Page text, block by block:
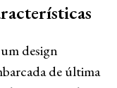
design
de última